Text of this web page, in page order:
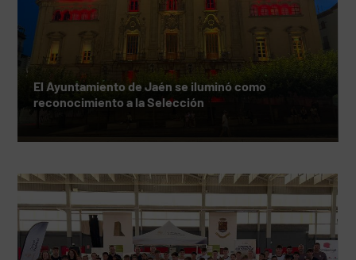
El Ayuntamiento de Jaén se iluminó como
reconocimiento a la Selección